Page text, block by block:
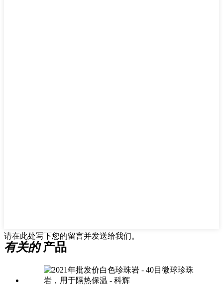
请在此处写下您的留言并发送给我们。
有关的产品